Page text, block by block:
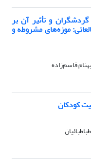
و تأثیر آن بر
موزه‌های مشروطه و
قاسم‌زاده
کودکان